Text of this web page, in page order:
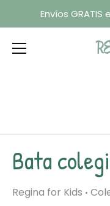
Envíos
Regina for Kids •
Bata